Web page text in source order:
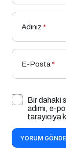
Adınız *
E-Posta*
Bir dahaki
adımı, e-
tarayıcıya
YORUM